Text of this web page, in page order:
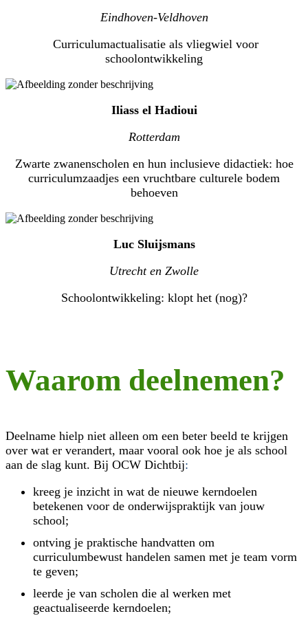
Eindhoven-Veldhoven
Curriculumactualisatie als vliegwiel voor
schoolontwikkeling
Iliass el Hadioui
Rotterdam
Zwarte zwanenscholen en hun inclusieve didactiek: hoe
curriculumzaadjes een vruchtbare culturele bodem
behoeven
Luc Sluijsmans
Utrecht en Zwolle
Schoolontwikkeling: klopt het (nog)?
Waarom deelnemen?
Deelname hielp niet alleen om een beter beeld te krijgen
over wat er verandert, maar vooral ook hoe je als school
aan de slag kunt. Bij OCW Dichtbij:
kreeg je inzicht in wat de nieuwe kerndoelen
betekenen voor de onderwijspraktijk van jouw
school;
ontving je praktische handvatten om
curriculumbewust handelen samen met je team vorm
te geven;
leerde je van scholen die al werken met
geactualiseerde kerndoelen;